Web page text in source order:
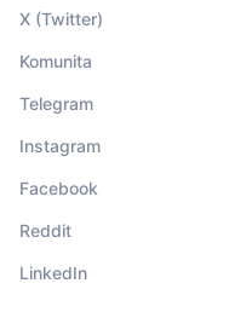
X (Twitter)
Komunita
Telegram
Instagram
Facebook
Reddit
LinkedIn